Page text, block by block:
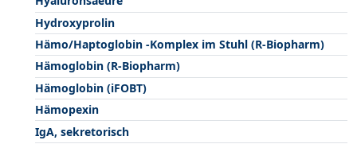
Hydroxyprolin
Hämo/Haptoglobin -Komplex im Stuhl (R-Biopharm)
Hämoglobin (R-Biopharm)
Hämoglobin (iFOBT)
Hämopexin
IgA, sekretorisch